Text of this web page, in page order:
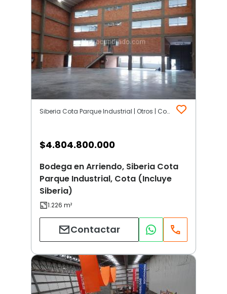
Siberia Cota Parque Industrial | Otros | Cota (Incluye Siberia)
$4.804.800.000
Bodega en Arriendo, Siberia Cota
Parque Industrial, Cota (Incluye
Siberia)
Contactar